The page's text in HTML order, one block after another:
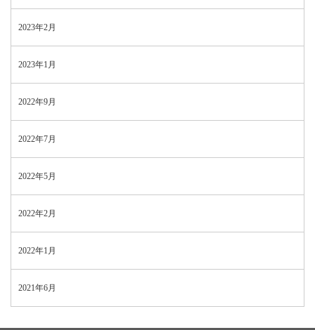
2023年2月
2023年1月
2022年9月
2022年7月
2022年5月
2022年2月
2022年1月
2021年6月